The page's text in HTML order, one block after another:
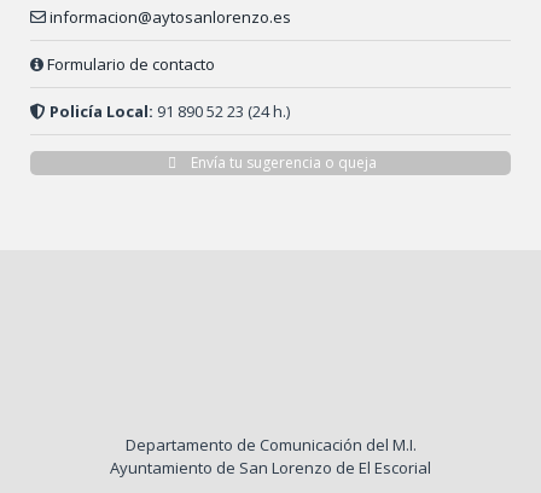
informacion@aytosanlorenzo.es
Formulario de contacto
Policía Local: 91 890 52 23 (24 h.)
Envía tu sugerencia o queja
Departamento de Comunicación del M.I.
Ayuntamiento de San Lorenzo de El Escorial